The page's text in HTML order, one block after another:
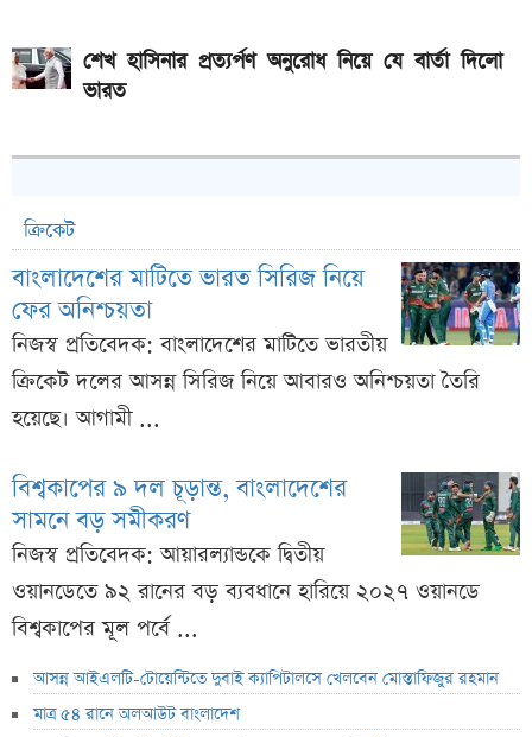
শেখ হাসিনার প্রত্যর্পণ অনুরোধ নিয়ে যে বার্তা দিলো
ভারত
ক্রিকেট
বাংলাদেশের মাটিতে ভারত সিরিজ নিয়ে
ফের অনিশ্চয়তা
নিজস্ব প্রতিবেদক: বাংলাদেশের মাটিতে ভারতীয়
ক্রিকেট দলের আসন্ন সিরিজ নিয়ে আবারও অনিশ্চয়তা তৈরি
হয়েছে। আগামী ...
বিশ্বকাপের ৯ দল চূড়ান্ত, বাংলাদেশের
সামনে বড় সমীকরণ
নিজস্ব প্রতিবেদক: আয়ারল্যান্ডকে দ্বিতীয়
ওয়ানডেতে ৯২ রানের বড় ব্যবধানে হারিয়ে ২০২৭ ওয়ানডে
বিশ্বকাপের মূল পর্বে ...
আসন্ন আইএলটি-টোয়েন্টিতে দুবাই ক্যাপিটালসে খেলবেন মোস্তাফিজুর রহমান
মাত্র ৫৪ রানে অলআউট বাংলাদেশ